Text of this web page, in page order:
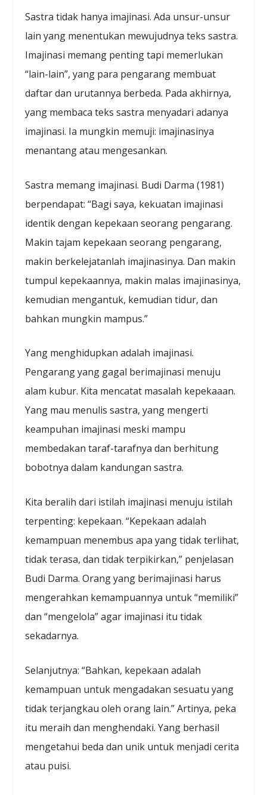
Sastra tidak hanya imajinasi. Ada unsur-unsur
lain yang menentukan mewujudnya teks sastra.
Imajinasi memang penting tapi memerlukan
“lain-lain”, yang para pengarang membuat
daftar dan urutannya berbeda. Pada akhirnya,
yang membaca teks sastra menyadari adanya
imajinasi. Ia mungkin memuji: imajinasinya
menantang atau mengesankan.
Sastra memang imajinasi. Budi Darma (1981)
berpendapat: “Bagi saya, kekuatan imajinasi
identik dengan kepekaan seorang pengarang.
Makin tajam kepekaan seorang pengarang,
makin berkelejatanlah imajinasinya. Dan makin
tumpul kepekaannya, makin malas imajinasinya,
kemudian mengantuk, kemudian tidur, dan
bahkan mungkin mampus.”
Yang menghidupkan adalah imajinasi.
Pengarang yang gagal berimajinasi menuju
alam kubur. Kita mencatat masalah kepekaaan.
Yang mau menulis sastra, yang mengerti
keampuhan imajinasi meski mampu
membedakan taraf-tarafnya dan berhitung
bobotnya dalam kandungan sastra.
Kita beralih dari istilah imajinasi menuju istilah
terpenting: kepekaan. “Kepekaan adalah
kemampuan menembus apa yang tidak terlihat,
tidak terasa, dan tidak terpikirkan,” penjelasan
Budi Darma. Orang yang berimajinasi harus
mengerahkan kemampuannya untuk “memiliki”
dan “mengelola” agar imajinasi itu tidak
sekadarnya.
Selanjutnya: “Bahkan, kepekaan adalah
kemampuan untuk mengadakan sesuatu yang
tidak terjangkau oleh orang lain.” Artinya, peka
itu meraih dan menghendaki. Yang berhasil
mengetahui beda dan unik untuk menjadi cerita
atau puisi.